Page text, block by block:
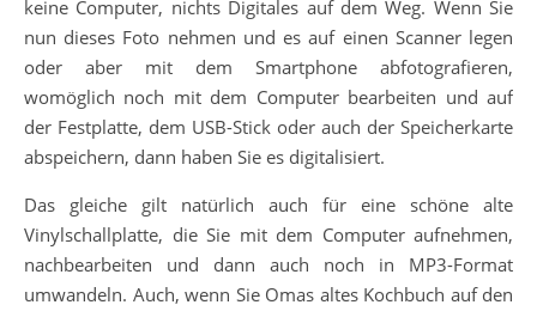
keine Computer, nichts Digitales auf dem Weg. Wenn Sie
nun dieses Foto nehmen und es auf einen Scanner legen
oder aber mit dem Smartphone abfotografieren,
womöglich noch mit dem Computer bearbeiten und auf
der Festplatte, dem USB-Stick oder auch der Speicherkarte
abspeichern, dann haben Sie es digitalisiert.
Das gleiche gilt natürlich auch für eine schöne alte
Vinylschallplatte, die Sie mit dem Computer aufnehmen,
nachbearbeiten und dann auch noch in MP3-Format
umwandeln. Auch, wenn Sie Omas altes Kochbuch auf den